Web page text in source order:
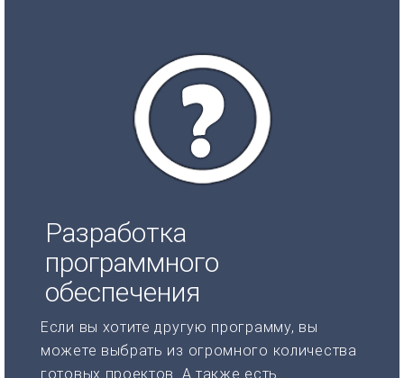
Разработка
программного
обеспечения
Если вы хотите другую программу, вы
можете выбрать из огромного количества
готовых проектов. А также есть